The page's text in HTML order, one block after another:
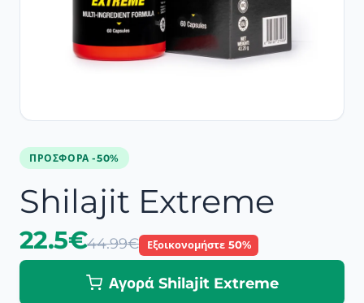
ΠΡΟΣΦΟΡΆ -50%
Shilajit Extreme
22.5€44.99€ Εξοικονομήστε 50%
Αγορά Shilajit Extreme